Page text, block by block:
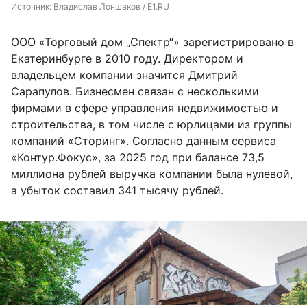
Источник: Владислав Лоншаков / E1.RU
ООО «Торговый дом „Спектр“» зарегистрировано в
Екатеринбурге в 2010 году. Директором и
владельцем компании значится Дмитрий
Сарапулов. Бизнесмен связан с несколькими
фирмами в сфере управления недвижимостью и
строительства, в том числе с юрлицами из группы
компаний «Сторинг». Согласно данным сервиса
«Контур.Фокус», за 2025 год при балансе 73,5
миллиона рублей выручка компании была нулевой,
а убыток составил 341 тысячу рублей.